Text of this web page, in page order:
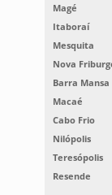
Magé
Itaboraí
Mesquita
Nova
Barra Mansa
Macaé
Cabo Frio
Nilópolis
Teresópolis
Resende